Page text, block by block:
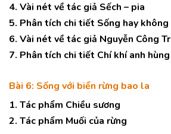
4. Vài nét về tác giả Sếch – pia
5. Phân tích chi tiết Sống hay
6. Vài nét về tác giả Nguyễn Công
7. Phân tích chi tiết Chí khí anh hùng
Bài 6: Sống với biển rừng bao la
1. Tác phẩm Chiều sương
2. Tác phẩm Muối của rừng